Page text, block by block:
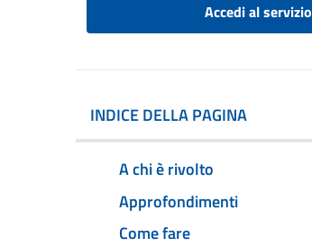
Accedi al servizio
INDICE DELLA PAGINA
A chi è rivolto
Approfondimenti
Come fare